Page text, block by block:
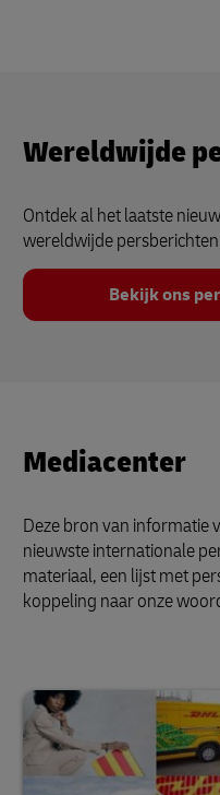
Wereldwijde
Ontdek al het laatste
wereldwijde
Bekijk ons
Mediacenter
Deze bron van informatie
nieuwste internationale
materiaal, een lijst met
koppeling naar onze